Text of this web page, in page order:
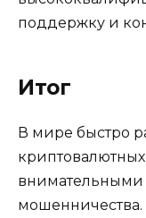
поддержку и
Итог
В мире быстро
криптовалютных
мошенничества.